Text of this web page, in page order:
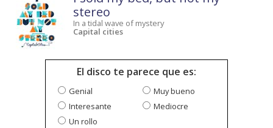
stereo
In a tidal wave of mystery
Capital cities
El disco te parece que es:
Genial
Muy bueno
Interesante
Mediocre
Un rollo